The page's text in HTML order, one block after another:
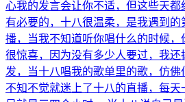
心我的发言会让你不适，但这些天
有必要的，十八很温柔，是我遇到
播，当我不知道听你唱什么的时候
很惊喜，因为没有多少人要过，我
发，当十八唱我的歌单里的歌，仿佛
不知不觉就迷上了十八的直播，每